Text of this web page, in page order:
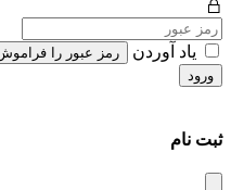
یاد آوردن
رمز عبور را
ورود
ثبت نام